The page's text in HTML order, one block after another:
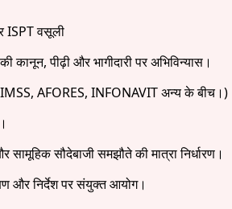
ISPT वसूली
कानून, पीढ़ी और भागीदारी पर अभिविन्यास।
AFORES, INFONAVIT अन्य के बीच।)
सौदेबाजी समझौते की मात्रा निर्धारण।
और निर्देश पर संयुक्त आयोग।